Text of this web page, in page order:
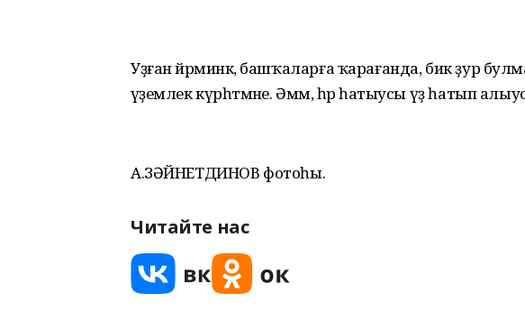
Уҙған йәрминкә, башҡаларға ҡарағанда, бик ҙур
әүҙемлек күрһәтмәне. Әммә, һәр һатыусы үҙ һатып
А.ЗӘЙНЕТДИНОВ фотоһы.
Читайте нас